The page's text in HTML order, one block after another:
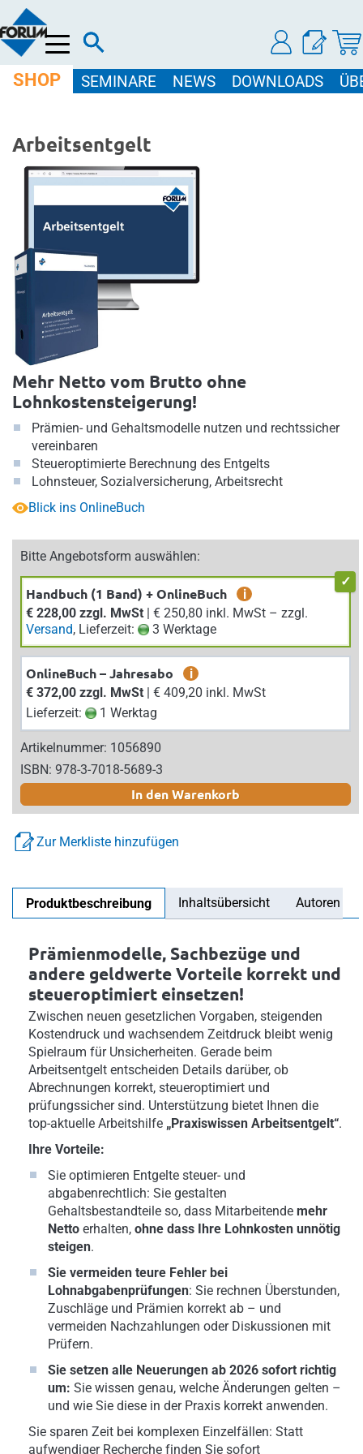
Menü
SHOP SEMINARE NEWS DOWNLOADS
Arbeitsentgelt
Mehr Netto vom Brutto ohne
Lohnkostensteigerung!
Prämien- und Gehaltsmodelle nutzen und rechtssicher
vereinbaren
Steueroptimierte Berechnung des Entgelts
Lohnsteuer, Sozialversicherung, Arbeitsrecht
Blick ins OnlineBuch
Bitte Angebotsform auswählen:
Handbuch (1 Band) + OnlineBuch
i
€ 228,00 zzgl. MwSt
| € 250,80 inkl. MwSt – zzgl.
Versand, Lieferzeit: 3 Werktage
OnlineBuch – Jahresabo
i
€ 372,00 zzgl. MwSt
| € 409,20 inkl. MwSt
Lieferzeit:
1 Werktag
Artikelnummer: 1056890
ISBN: 978-3-7018-5689-3
In den Warenkorb
Zur Merkliste hinzufügen
Produktbeschreibung Inhaltsübersicht Autoren
Prämienmodelle, Sachbezüge und
andere geldwerte Vorteile korrekt und
steueroptimiert einsetzen!
Zwischen neuen gesetzlichen Vorgaben, steigenden
Kostendruck und wachsendem Zeitdruck bleibt wenig
Spielraum für Unsicherheiten. Gerade beim
Arbeitsentgelt entscheiden Details darüber, ob
Abrechnungen korrekt, steueroptimiert und
prüfungssicher sind. Unterstützung bietet Ihnen die
top-aktuelle Arbeitshilfe „Praxiswissen Arbeitsentgelt“.
Ihre Vorteile:
Sie optimieren Entgelte steuer- und
abgabenrechtlich: Sie gestalten
Gehaltsbestandteile so, dass Mitarbeitende mehr
Netto erhalten, ohne dass Ihre Lohnkosten unnötig
steigen.
Sie vermeiden teure Fehler bei
Lohnabgabenprüfungen: Sie rechnen Überstunden,
Zuschläge und Prämien korrekt ab – und
vermeiden Nachzahlungen oder Diskussionen mit
Prüfern.
Sie setzen alle Neuerungen ab 2026 sofort richtig
um: Sie wissen genau, welche Änderungen gelten –
und wie Sie diese in der Praxis korrekt anwenden.
Sie sparen Zeit bei komplexen Einzelfällen: Statt
aufwendiger Recherche finden Sie sofort